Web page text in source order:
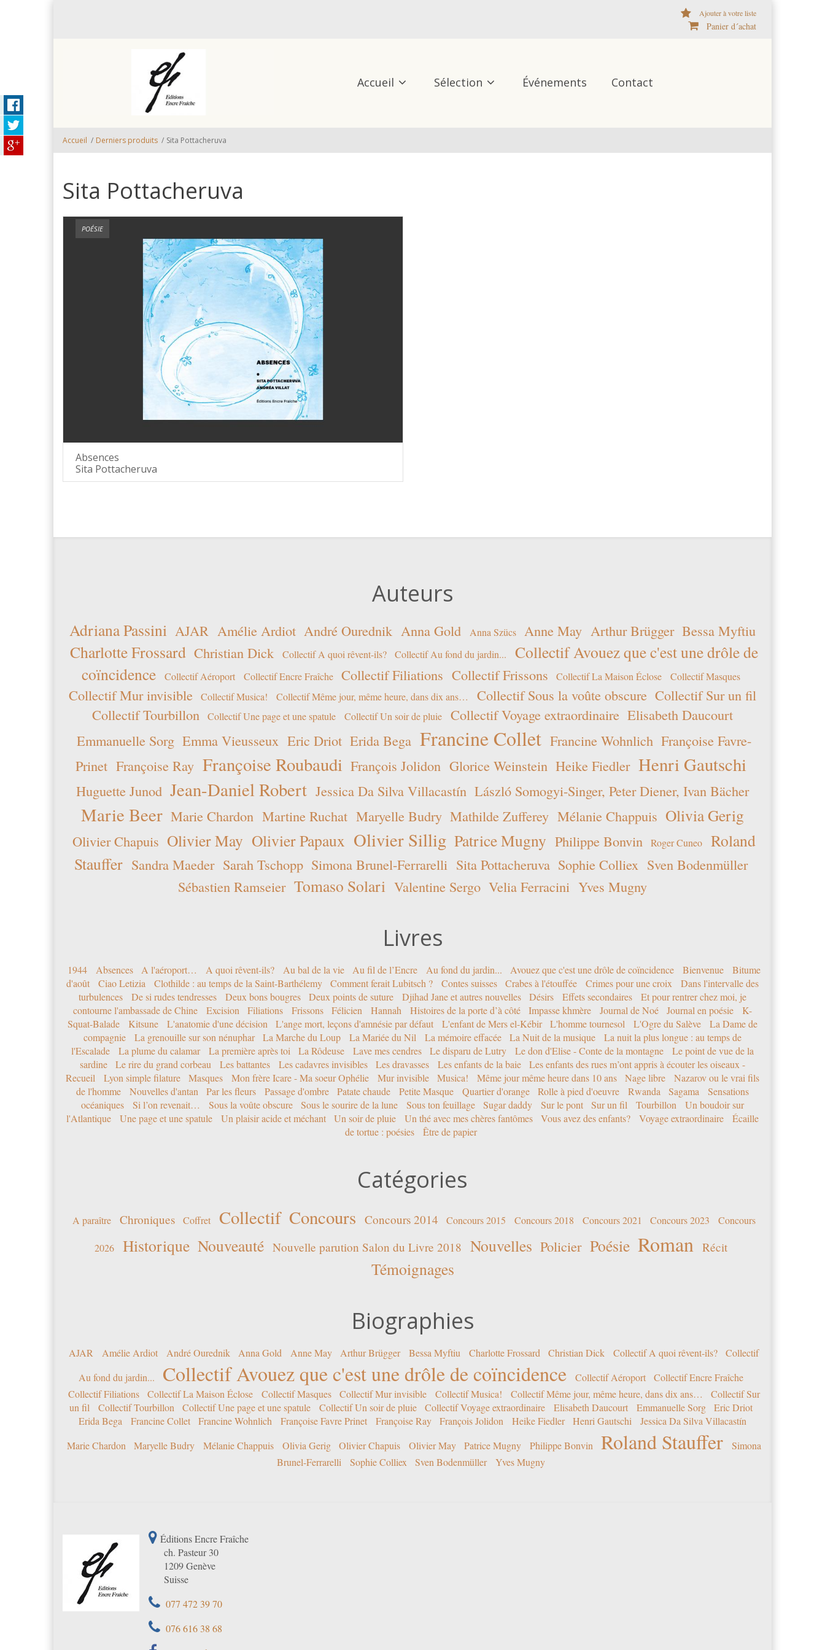
Ajouter à votre liste
Panier d´achat
Accueil Sélection Événements Contact
Accueil / Derniers produits / Sita Pottacheruva
Sita Pottacheruva
POÉSIE
Absences
Sita Pottacheruva
Auteurs
Adriana Passini AJAR Amélie Ardiot André Ourednik Anna Gold Anna Szücs Anne May Arthur Brügger Bessa Myftiu
Charlotte Frossard Christian Dick Collectif A quoi rêvent-ils? Collectif Au fond du jardin...
Collectif Avouez que c'est une drôle de
coïncidence
Collectif Aéroport Collectif Encre Fraîche Collectif Filiations Collectif Frissons Collectif La Maison Éclose Collectif Masques
Collectif Mur invisible Collectif Musica! Collectif Même jour, même heure, dans dix ans… Collectif Sous la voûte obscure Collectif Sur un fil
Collectif Tourbillon
Collectif Une page et une spatule Collectif Un soir de pluie Collectif Voyage extraordinaire Elisabeth Daucourt
Emmanuelle Sorg Emma Vieusseux Eric Driot Erida Bega Francine Collet Francine Wohnlich Françoise Favre-
Prinet Françoise Ray Françoise Roubaudi François Jolidon Glorice Weinstein Heike Fiedler Henri Gautschi
Huguette Junod Jean-Daniel Robert Jessica Da Silva Villacastín László Somogyi-Singer, Peter Diener, Ivan Bächer
Marie Beer Marie Chardon Martine Ruchat Maryelle Budry Mathilde Zufferey Mélanie Chappuis Olivia Gerig
Olivier Chapuis Olivier May Olivier Papaux Olivier Sillig Patrice Mugny Philippe Bonvin Roger Cuneo
Roland
Stauffer Sandra Maeder Sarah Tschopp Simona Brunel-Ferrarelli Sita Pottacheruva Sophie Colliex Sven Bodenmüller
Sébastien Ramseier Tomaso Solari Valentine Sergo Velia Ferracini Yves Mugny
Livres
1944 Absences A l'aéroport… A quoi rêvent-ils? Au bal de la vie Au fil de l’Encre Au fond du jardin... Avouez que c'est une drôle de coïncidence Bienvenue
Bitume
d'août
Ciao Letizia Clothilde : au temps de la Saint-Barthélemy Comment ferait Lubitsch ? Contes suisses Crabes à l'étouffée Crimes pour une croix
Dans l'intervalle des
turbulences
De si rudes tendresses Deux bons bougres Deux points de suture Djihad Jane et autres nouvelles Désirs Effets secondaires
Et pour rentrer chez moi, je
contourne l'ambassade de Chine
Excision Filiations Frissons Félicien Hannah Histoires de la porte d’à côté Impasse khmère Journal de Noé Journal en poésie
K-
Squat-Balade
Kitsune L'anatomie d'une décision L'ange mort, leçons d'amnésie par défaut L'enfant de Mers el-Kébir L'homme tournesol L'Ogre du Salève
La Dame de
compagnie
La grenouille sur son nénuphar La Marche du Loup La Mariée du Nil La mémoire effacée La Nuit de la musique
La nuit la plus longue : au temps de
l'Escalade
La plume du calamar La première après toi La Rôdeuse Lave mes cendres Le disparu de Lutry Le don d'Elise - Conte de la montagne
Le point de vue de la
sardine
Le rire du grand corbeau Les battantes Les cadavres invisibles Les dravasses Les enfants de la baie
Les enfants des rues m’ont appris à écouter les oiseaux -
Recueil
Lyon simple filature Masques Mon frère Icare - Ma soeur Ophélie Mur invisible Musica! Même jour même heure dans 10 ans Nage libre
Nazarov ou le vrai fils
de l'homme
Nouvelles d'antan Par les fleurs Passage d'ombre Patate chaude Petite Masque Quartier d'orange Rolle à pied d'oeuvre Rwanda Sagama
Sensations
océaniques
Si l’on revenait… Sous la voûte obscure Sous le sourire de la lune Sous ton feuillage Sugar daddy Sur le pont Sur un fil Tourbillon
Un boudoir sur
l'Atlantique
Une page et une spatule Un plaisir acide et méchant Un soir de pluie Un thé avec mes chères fantômes Vous avez des enfants? Voyage extraordinaire
Écaille
de tortue : poésies
Être de papier
Catégories
A paraître Chroniques Coffret Collectif Concours Concours 2014 Concours 2015 Concours 2018 Concours 2021 Concours 2023 Concours
2026 Historique Nouveauté Nouvelle parution Salon du Livre 2018 Nouvelles Policier Poésie Roman Récit
Témoignages
Biographies
AJAR Amélie Ardiot André Ourednik Anna Gold Anne May Arthur Brügger Bessa Myftiu Charlotte Frossard Christian Dick Collectif A quoi rêvent-ils?
Collectif
Au fond du jardin...
Collectif Avouez que c'est une drôle de coïncidence Collectif Aéroport
Collectif Encre Fraîche
Collectif Filiations
Collectif La Maison Éclose Collectif Masques Collectif Mur invisible Collectif Musica! Collectif Même jour, même heure, dans dix ans…
Collectif Sur
un fil
Collectif Tourbillon Collectif Une page et une spatule Collectif Un soir de pluie Collectif Voyage extraordinaire Elisabeth Daucourt Emmanuelle Sorg
Eric Driot
Erida Bega
Francine Collet Francine Wohnlich Françoise Favre Prinet Françoise Ray François Jolidon Heike Fiedler Henri Gautschi
Jessica Da Silva Villacastín
Marie Chardon
Maryelle Budry Mélanie Chappuis Olivia Gerig Olivier Chapuis Olivier May Patrice Mugny Philippe Bonvin Roland Stauffer
Simona
Brunel-Ferrarelli
Sophie Colliex Sven Bodenmüller Yves Mugny
Éditions Encre Fraîche
ch. Pasteur 30
1209 Genève
Suisse
077 472 39 70
076 616 38 68